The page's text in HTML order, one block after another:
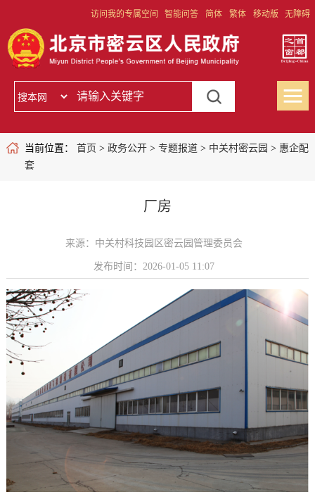
访问我的专属空间 智能问答 简体 繁体 移动版 无障碍
当前位置： 首页 > 政务公开> 专题报道> 中关村密云园 > 惠企配
套
厂房
来源：中关村科技园区密云园管理委员会
发布时间：2026-01-05 11:07